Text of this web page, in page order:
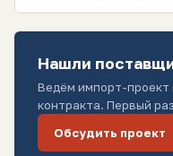
Нашли
Ведём импорт-проект
контракта. Первый
Обсудить проект